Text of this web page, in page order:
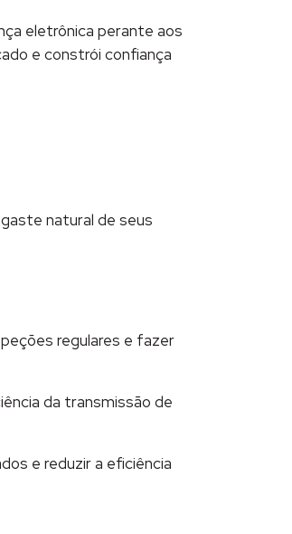
eletrônica perante aos
e constrói confiança
natural de seus
regulares e fazer
da transmissão de
e reduzir a eficiência